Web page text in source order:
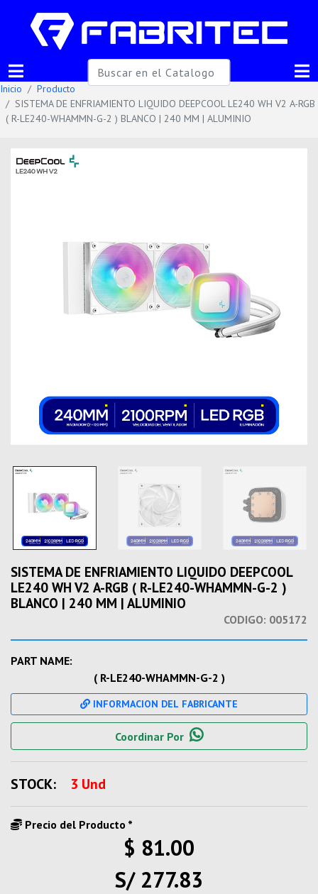
Inicio
Producto
SISTEMA DE ENFRIAMIENTO LIQUIDO DEEPCOOL LE240 WH V2 A-RGB
( R-LE240-WHAMMN-G-2 ) BLANCO | 240 MM | ALUMINIO
SISTEMA DE ENFRIAMIENTO LIQUIDO DEEPCOOL
LE240 WH V2 A-RGB ( R-LE240-WHAMMN-G-2 )
BLANCO | 240 MM | ALUMINIO
CODIGO: 005172
PART NAME:
( R-LE240-WHAMMN-G-2 )
INFORMACION DEL FABRICANTE
Coordinar Por
STOCK: 3 Und
Precio del Producto *
$ 81.00
S/ 277.83